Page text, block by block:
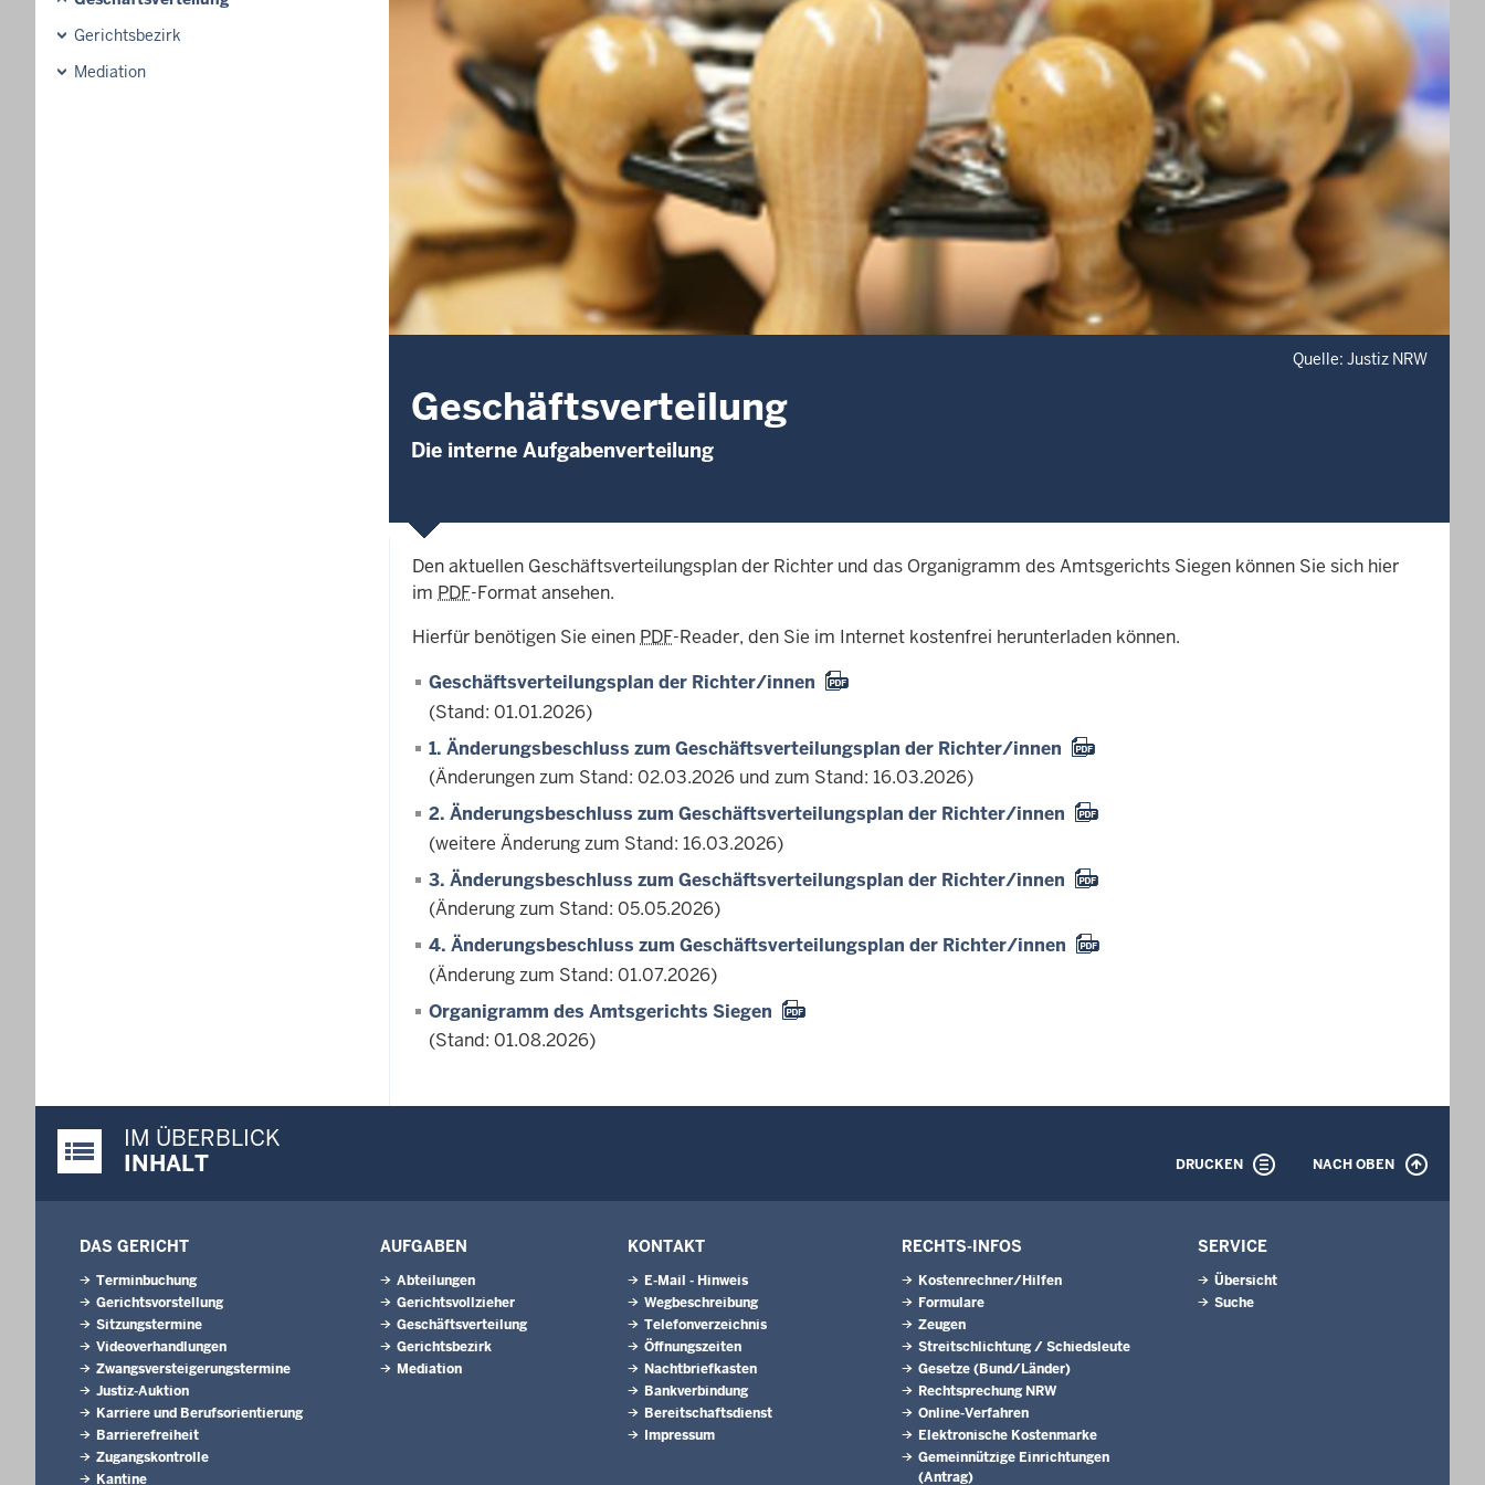
Gerichtsbezirk
Mediation
Quelle: Justiz NRW
Geschäftsverteilung
Die interne Aufgabenverteilung
Den aktuellen Geschäftsverteilungsplan der Richter und das Organigramm des Amtsgerichts Siegen können Sie sich hier
im PDF-Format ansehen.
Hierfür benötigen Sie einen PDF-Reader, den Sie im Internet kostenfrei herunterladen können.
Geschäftsverteilungsplan der Richter/innen
(Stand: 01.01.2026)
1. Änderungsbeschluss zum Geschäftsverteilungsplan der Richter/innen
(Änderungen zum Stand: 02.03.2026 und zum Stand: 16.03.2026)
2. Änderungsbeschluss zum Geschäftsverteilungsplan der Richter/innen
(weitere Änderung zum Stand: 16.03.2026)
3. Änderungsbeschluss zum Geschäftsverteilungsplan der Richter/innen
(Änderung zum Stand: 05.05.2026)
4. Änderungsbeschluss zum Geschäftsverteilungsplan der Richter/innen
(Änderung zum Stand: 01.07.2026)
Organigramm des Amtsgerichts Siegen
(Stand: 01.08.2026)
Justiz-Portal im Überblick:
IM ÜBERBLICK
INHALT
DRUCKEN NACH OBEN
DAS GERICHT
Terminbuchung
Gerichtsvorstellung
Sitzungstermine
Videoverhandlungen
Zwangsversteigerungs­termine
Justiz-Auktion
Karriere und Berufsorientierung
Barrierefreiheit
Zugangskontrolle
Kantine
AUFGABEN
Abteilungen
Gerichtsvollzieher
Geschäftsverteilung
Gerichtsbezirk
Mediation
KONTAKT
E-Mail - Hinweis
Wegbeschreibung
Telefonverzeichnis
Öffnungszeiten
Nachtbriefkasten
Bankverbindung
Bereitschaftsdienst
Impressum
RECHTS-INFOS
Kostenrechner/Hilfen
Formulare
Zeugen
Streitschlichtung / Schiedsleute
Gesetze (Bund/Länder)
Rechtsprechung NRW
Online-Verfahren
Elektronische Kostenmarke
Gemeinnützige Einrichtungen
(Antrag)
SERVICE
Übersicht
Suche